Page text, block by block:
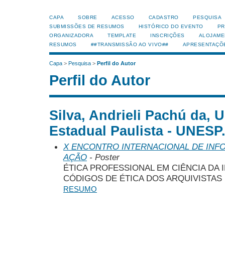
CAPA SOBRE ACESSO CADASTRO
PESQUISA
SUBMISSÕES DE RESUMOS
HISTÓRICO DO EVENTO
ORGANIZADORA
TEMPLATE INSCRIÇÕES
RESUMOS
##TRANSMISSÃO AO VIVO##
Capa > Pesquisa > Perfil do Autor
Perfil do Autor
Silva, Andrieli Pachú da,
Estadual Paulista -
X ENCONTRO INTERNACIONAL DE
AÇÃO - Poster
ÉTICA PROFESSIONAL EM CIÊNCIA DA
CÓDIGOS DE ÉTICA DOS
RESUMO